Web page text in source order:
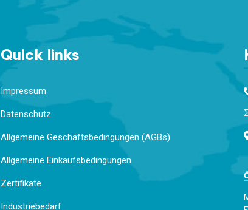
Quick links
Impressum
Datenschutz
Allgemeine Geschäftsbedingungen (AGBs)
Allgemeine Einkaufsbedingungen
Zertifikate
Industriebedarf